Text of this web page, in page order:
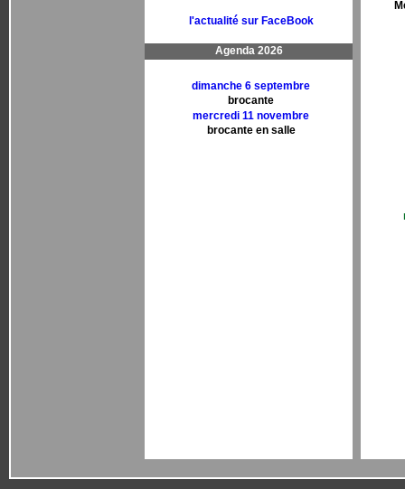
l'actualité sur FaceBook
Agenda 2026
dimanche 6 septembre
brocante
mercredi 11 novembre
brocante en salle